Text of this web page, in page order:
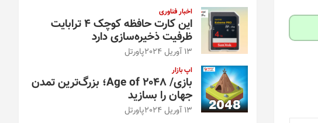
اخبار فناوری
این کارت حافظه کوچک ۴ ترابایت
ظرفیت ذخیره‌سازی دارد
13 آوریل 2024 پاورتل
اپ بازار
بازی/ Age of 2048؛ بزرگ‌ترین تمدن
جهان را بسازید
13 آوریل 2024 پاورتل